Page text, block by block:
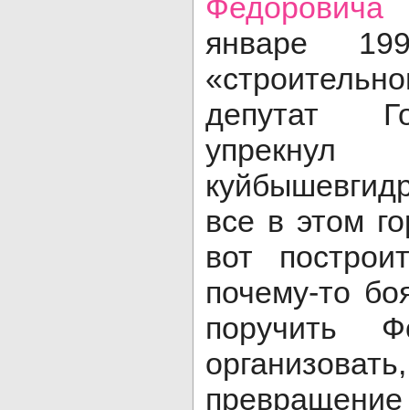
январе
депутат
упрекнул
все в этом
вот
почему-то
поручить